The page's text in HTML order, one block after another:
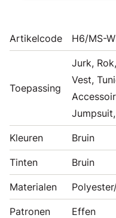
Artikelcode H6/MS-
Toepassing
Jurk,
Vest,
Kleuren Bruin
Tinten Bruin
Materialen
Patronen Effen